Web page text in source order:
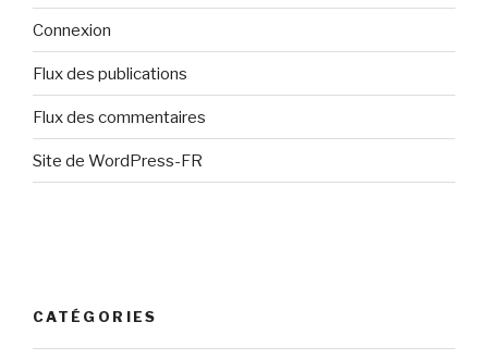
Connexion
Flux des publications
Flux des commentaires
Site de WordPress-FR
CATÉGORIES